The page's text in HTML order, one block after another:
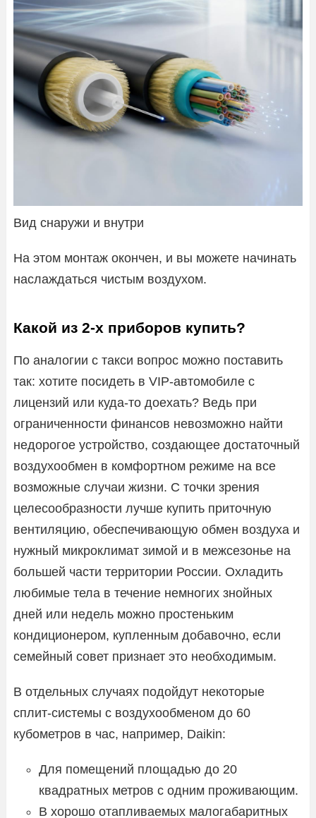
Вид снаружи и внутри
На этом монтаж окончен, и вы можете начинать
наслаждаться чистым воздухом.
Какой из 2-х приборов купить?
По аналогии с такси вопрос можно поставить
так: хотите посидеть в VIP-автомобиле с
лицензий или куда-то доехать? Ведь при
ограниченности финансов невозможно найти
недорогое устройство, создающее достаточный
воздухообмен в комфортном режиме на все
возможные случаи жизни. С точки зрения
целесообразности лучше купить приточную
вентиляцию, обеспечивающую обмен воздуха и
нужный микроклимат зимой и в межсезонье на
большей части территории России. Охладить
любимые тела в течение немногих знойных
дней или недель можно простеньким
кондиционером, купленным добавочно, если
семейный совет признает это необходимым.
В отдельных случаях подойдут некоторые
сплит-системы с воздухообменом до 60
кубометров в час, например, Daikin:
Для помещений площадью до 20
квадратных метров с одним проживающим.
В хорошо отапливаемых малогабаритных